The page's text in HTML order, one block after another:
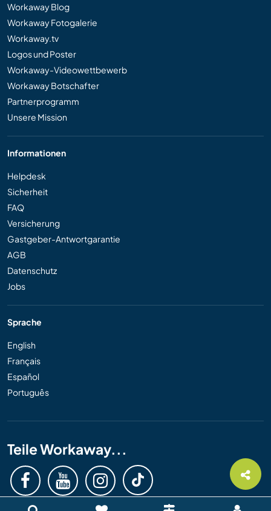
Workaway Blog
Workaway Fotogalerie
Workaway.tv
Logos und Poster
Workaway-Videowettbewerb
Workaway Botschafter
Partnerprogramm
Unsere Mission
Informationen
Helpdesk
Sicherheit
FAQ
Versicherung
Gastgeber-Antwortgarantie
AGB
Datenschutz
Jobs
Sprache
English
Français
Español
Português
Teile Workaway...